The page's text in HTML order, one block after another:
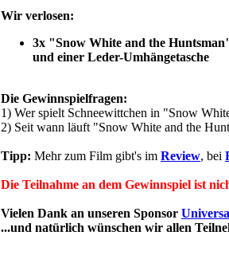
Wir verlosen:
3x "Snow White and the
und einer Leder-Umhängetasche
Die Gewinnspielfragen:
1) Wer spielt Schneewittchen in "Snow
2) Seit wann läuft "Snow White and the
Tipp: Mehr zum Film gibt's im Review, bei
Die Teilnahme an dem Gewinnspiel ist
Vielen Dank an unseren Sponsor
...und natürlich wünschen wir allen